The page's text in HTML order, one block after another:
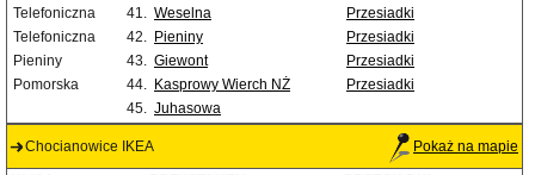
Telefoniczna
41. Weselna
Przesiadki
Telefoniczna
42. Pieniny
Przesiadki
Pieniny
43. Giewont
Przesiadki
Pomorska
44. Kasprowy Wierch NŻ
Przesiadki
45. Juhasowa
Chocianowice IKEA Pokaż na mapie